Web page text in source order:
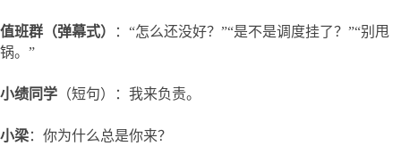
值班群（弹幕式）
：“怎么还没好？”“是不是调度挂了？”“别甩
锅。”
小绩同学 （短句）：我来负责。
小梁：你为什么总是你来？